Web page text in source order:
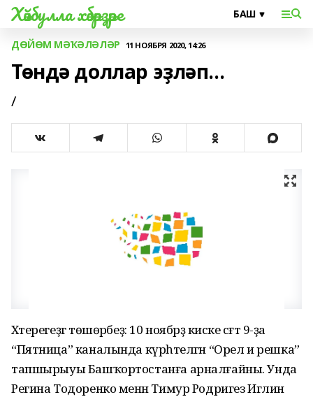
Хәйбулла хәбәрҙәре
ДӨЙӨМ МӘҠӘЛӘЛӘР 11 НОЯБРЯ 2020, 14:26
Төндә доллар эҙләп...
/
Хәтерегеҙгә төшөрәбеҙ: 10 ноябрҙә киске сәғәт 9-ҙа
“Пятница” каналында күрһәтелгән “Орел и решка”
тапшырыуы Башҡортостанға арналғайны. Унда
Регина Тодоренко менән Тимур Родригез Иглин